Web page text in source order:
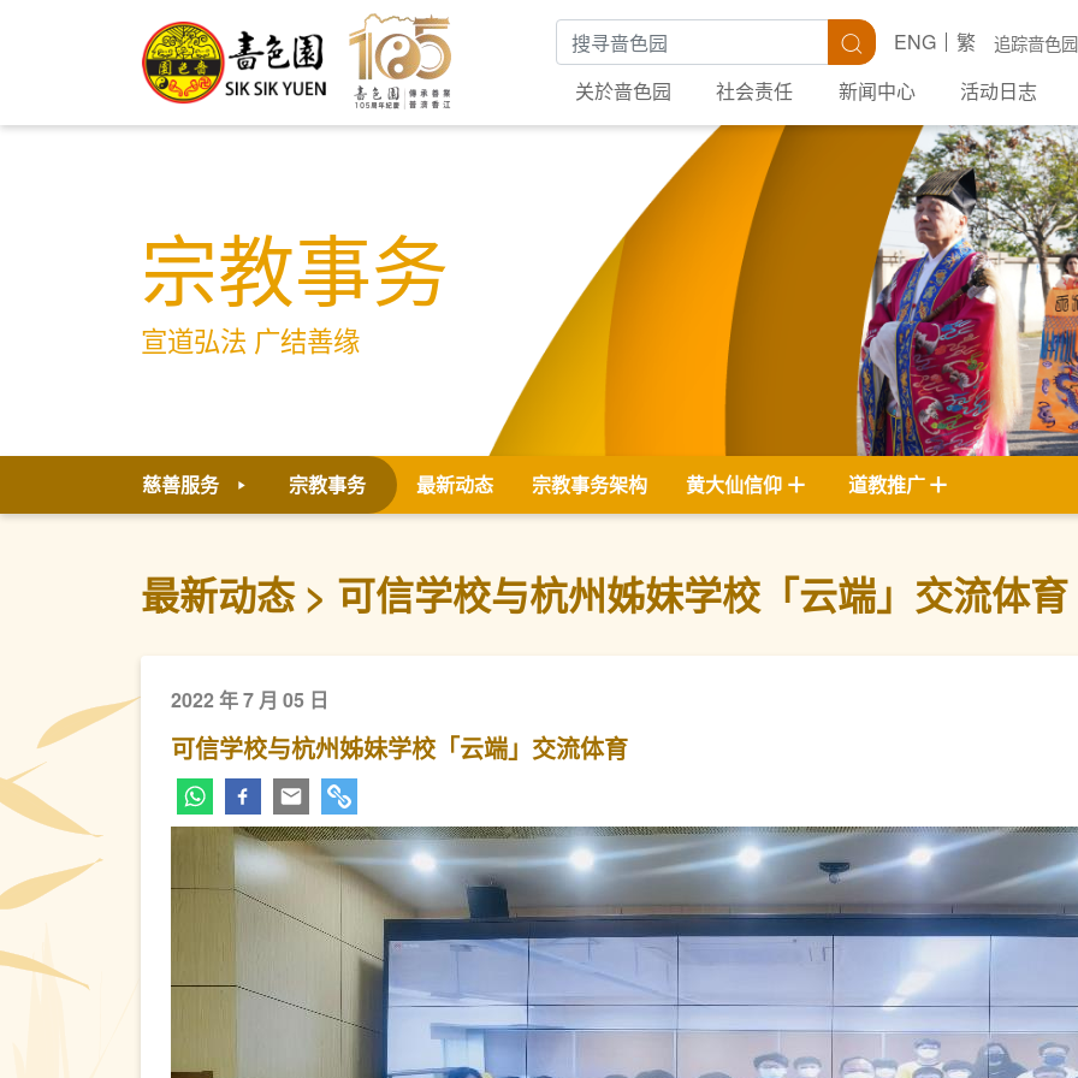
搜寻关键字 搜寻 追踪啬色园
ENG
繁
关於啬色园
社会责任 新闻中心 活动日志
宗教事务
宣道弘法 广结善缘
慈善服务 宗教事务 最新动态 宗教事务架构 黄大仙信仰 道教推广
最新动态 可信学校与杭州姊妹学校「云端」交流体育
2022 年 7 月 05 日
可信学校与杭州姊妹学校「云端」交流体育